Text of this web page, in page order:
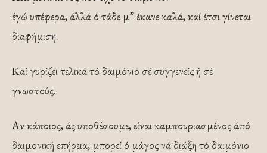
έγώ υπέφερα, άλλά ό τάδε μ” έκανε καλά, καί έτσι γίνεται
διαφήμιση.
Καί γυρίζει τελικά τό δαιμόνιο σέ συγγενείς ή σέ
γνωστούς.
Αν κάποιος, άς υποθέσουμε, είναι καμπουριασμένος άπό
δαιμονική επήρεια, μπορεί ό μάγος νά διώξη τό δαιμόνιο